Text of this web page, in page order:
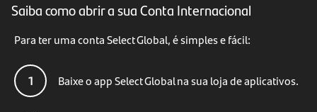
Saiba como abrir a sua Conta Internacional
Para ter uma conta Select Global, é simples e fácil:
1 Baixe o app Select Global na sua loja de aplicativos.